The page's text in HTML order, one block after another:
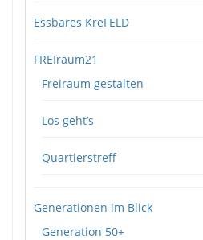
Essbares KreFELD
FREIraum21
Freiraum gestalten
Los geht’s
Quartierstreff
Generationen im Blick
Generation 50+